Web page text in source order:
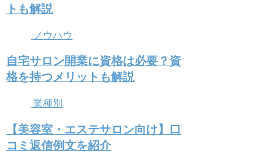
トも解説
ノウハウ
自宅サロン開業に資格は必要？資
格を持つメリットも解説
業種別
【美容室・エステサロン向け】口
コミ返信例文を紹介